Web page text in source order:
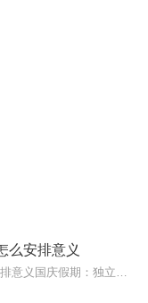
么安排意义